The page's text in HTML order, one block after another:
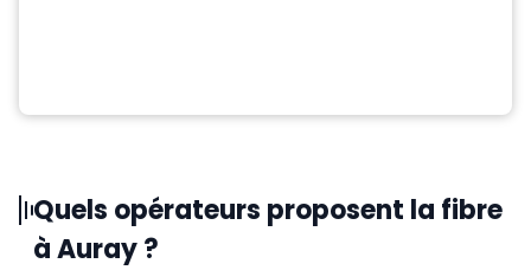
Quels opérateurs proposent la fibre
à Auray ?